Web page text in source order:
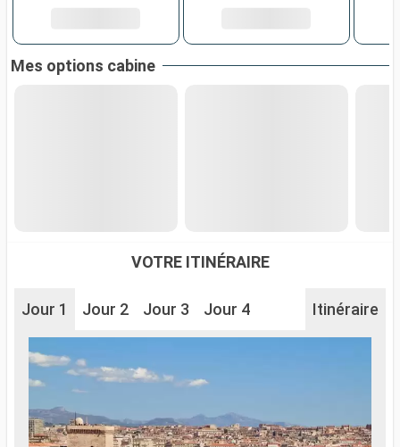
Mes options cabine
VOTRE ITINÉRAIRE
Jour 1 Jour 2 Jour 3 Jour 4 Itinéraire